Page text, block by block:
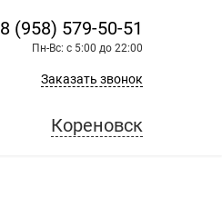
8 (958) 579-50-51
Пн-Вс: с 5:00 до 22:00
Заказать звонок
Кореновск